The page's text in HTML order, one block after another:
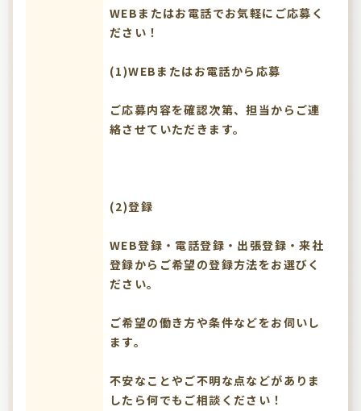
WEBまたはお電話でお気軽にご応募く
ださい！
(1)WEBまたはお電話から応募
ご応募内容を確認次第、担当からご連
絡させていただきます。
(2)登録
WEB登録・電話登録・出張登録・来社
登録からご希望の登録方法をお選びく
ださい。
ご希望の働き方や条件などをお伺いし
ます。
不安なことやご不明な点などがありま
したら何でもご相談ください！